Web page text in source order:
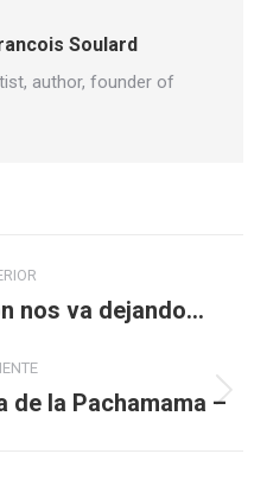
Soulard
author, founder of
Publicación
nos va dejando…
Publicación
de la Pachamama –